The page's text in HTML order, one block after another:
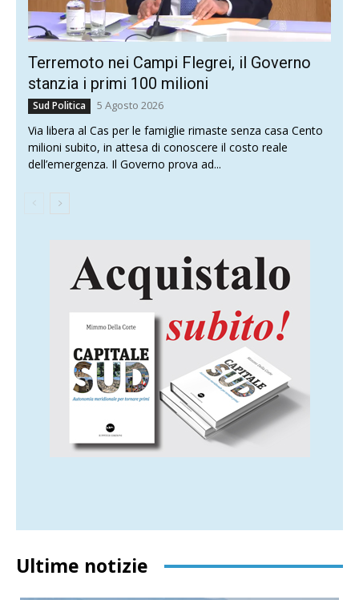
Terremoto nei Campi Flegrei, il Governo
stanzia i primi 100 milioni
Sud Politica 5 Agosto 2026
Via libera al Cas per le famiglie rimaste senza casa Cento
milioni subito, in attesa di conoscere il costo reale
dell’emergenza. Il Governo prova ad...
Ultime notizie